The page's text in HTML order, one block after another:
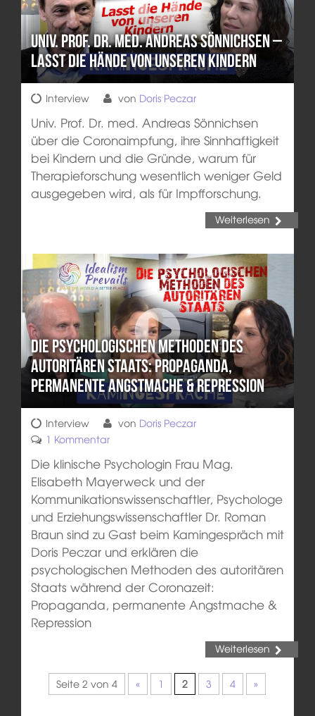
Univ. Prof. Dr. med. Andreas Sönnichsen –
Lasst die Hände von unseren Kindern
Interview von Doris Peczar
Univ. Prof. Dr. med. Andreas Sönnichsen
über die Coronaimpfung, ihre Sinnhaftigkeit
bei Kindern und die Gründe, warum für
Therapieforschung wesentlich weniger Geld
ausgegeben wird, als für Impfforschung.
Weiterlesen
Die psychologischen Methoden des
autoritären Staats: Propaganda,
permanente Angstmache & Repression
Interview von Doris Peczar
1 Kommentar
Die klinische Psychologin Frau Mag.
Elisabeth Mayerweck und der
Kommunikationswissenschaftler, Psychologe
und Erziehungswissenschaftler Dr. Roman
Braun sind zu Gast beim Kamingespräch mit
Doris Peczar und erklären die
psychologischen Methoden des autoritären
Staats während der Coronazeit:
Propaganda, permanente Angstmache &
Repression
Weiterlesen
Seite 2 von 4 « 1 2 3 4 »